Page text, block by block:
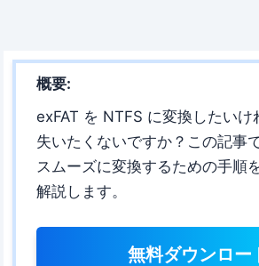
概要:
exFAT を NTFS に変換したいけ
失いたくないですか？この記事
スムーズに変換するための手順
解説します。
無料ダウンロー